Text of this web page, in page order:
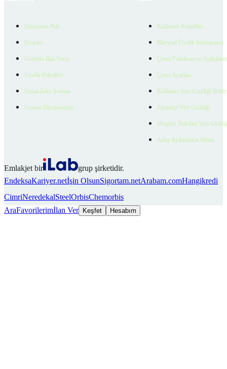
Danışman Bul
Projeler
Ücretsiz İlan Verin
Üyelik Paketleri
EmlakZeka Asistan
Uzman Danışmanlar
Kullanım Koşulları
Bireysel Üyelik Sözleşmesi
Çerez Politikası ve
Çerez Ayarları
Kullanıcı Veri Gizliliği
Ziyaretçi Veri Gizliliği
Müşteri Yetkilisi Veri
Aday Aydınlatma Metni
Emlakjet bir
grup şirketidir.
EndeksaKariyer.netİşin OlsunSigortam.netArabam.comHangikredi
CimriNeredekalSteelOrbisChemorbis
AraFavorilerimİlan Ver Keşfet Hesabım